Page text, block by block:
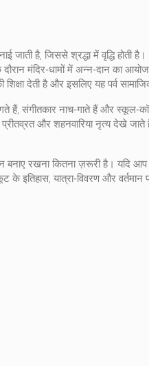
जाती है, जिससे श्रद्धा में वृद्धि
मंदिर‑धामों में अन्न‑दान का
देती हैऔर इसलिए यह पर्व
हैं, संगीतकार नाच‑गाते हैं और
और शहनवारिया नृत्य देखे जाते
रखना कितना ज़रूरी है। यदि आप
इतिहास, यात्रा‑विवरण और